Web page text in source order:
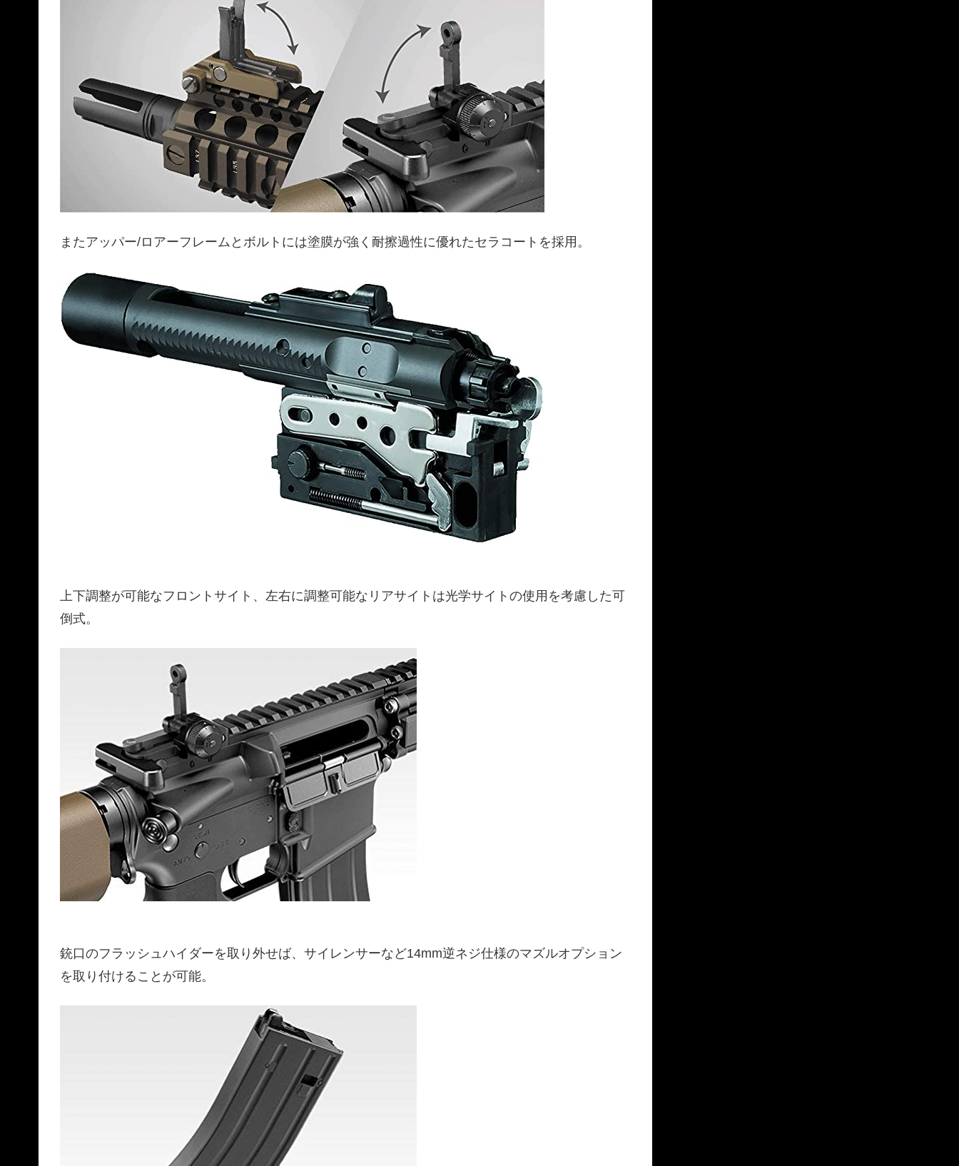
またアッパー/ロアーフレームとボルトには塗膜が強く耐擦過性に優れたセラコートを採用。
上下調整が可能なフロントサイト、左右に調整可能なリアサイトは光学サイトの使用を考慮した可
倒式。
銃口のフラッシュハイダーを取り外せば、サイレンサーなど14mm逆ネジ仕様のマズルオプション
を取り付けることが可能。